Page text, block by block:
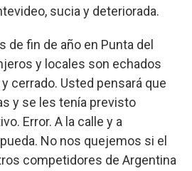
sucia y deteriorada.
de fin de año en Punta del
y locales son echados
cerrado. Usted pensará que
y se les tenía previsto
Error. A la calle y a
No nos quejemos si el
competidores de Argentina